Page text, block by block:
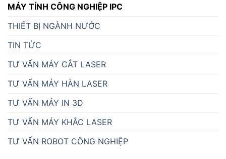
MÁY TÍNH CÔNG NGHIỆP IPC
THIẾT BỊ NGÀNH NƯỚC
TIN TỨC
TƯ VẤN MÁY CẮT LASER
TƯ VẤN MÁY HÀN LASER
TƯ VẤN MÁY IN 3D
TƯ VẤN MÁY KHẮC LASER
TƯ VẤN ROBOT CÔNG NGHIỆP